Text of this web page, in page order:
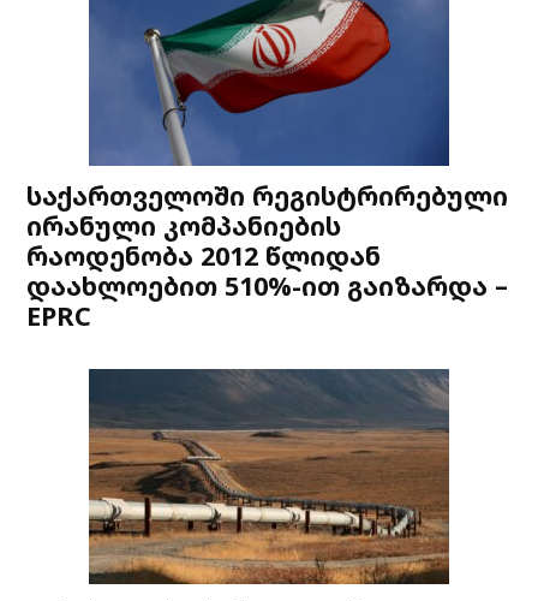
საქართველოში რეგისტრირებული
ირანული კომპანიების
რაოდენობა 2012 წლიდან
დაახლოებით 510%-ით გაიზარდა –
EPRC